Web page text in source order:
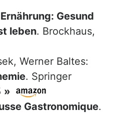
Gesund
leben. Brockhaus,
Werner Baltes:
. Springer
»
Gastronomique.